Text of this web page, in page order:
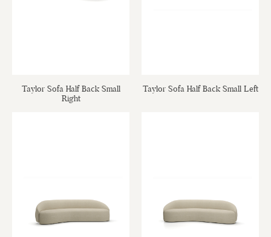
Taylor Sofa Half Back Small
Right
Taylor Sofa Half Back Small Left